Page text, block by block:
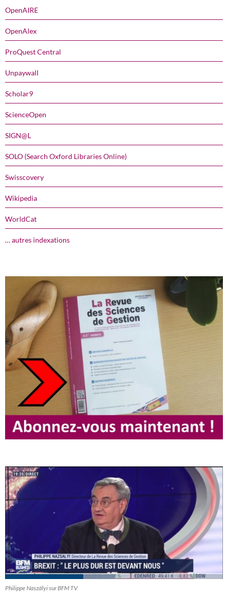
OpenAIRE
OpenAlex
ProQuest Central
Unpaywall
Scholar9
ScienceOpen
SIGN@L
SOLO (Search Oxford Libraries Online)
Swisscovery
Wikipedia
WorldCat
… autres indexations
Philippe Naszályi sur BFM TV